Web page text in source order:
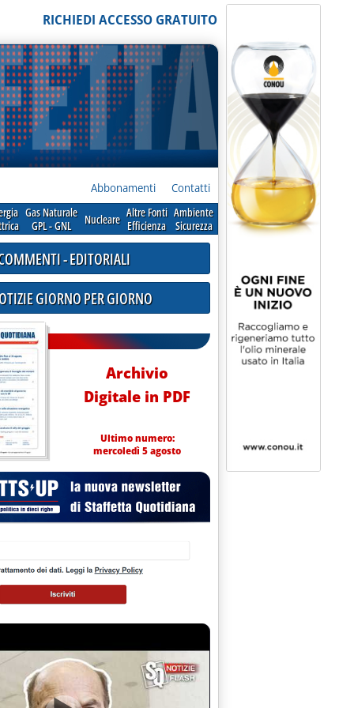
RICHIEDI ACCESSO GRATUITO
Abbonamenti Contatti
Gas Naturale
GPL - GNL
Nucleare Altre Fonti
Efficienza
Ambiente
Sicurezza
rumore per nulla'
- EDITORIALI
GIORNO PER GIORNO
Archivio
Digitale in PDF
Ultimo numero:
mercoledì 5 agosto